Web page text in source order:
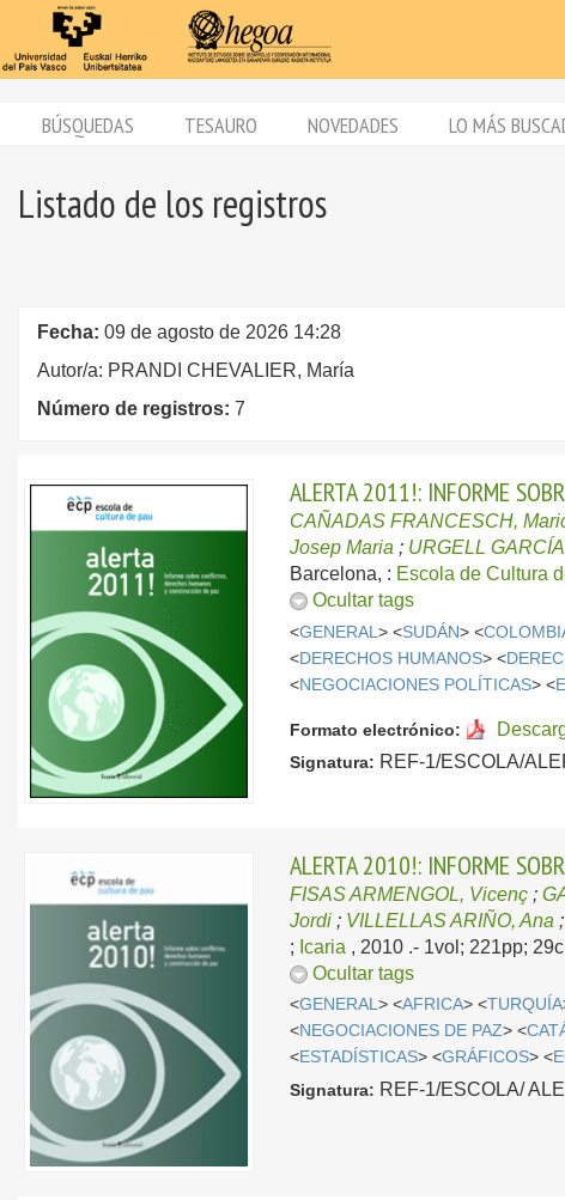
BÚSQUEDAS TESAURO NOVEDADES LO MÁS
Listado de los registros
Fecha: 09 de agosto de 2026 14:28
Autor/a: PRANDI CHEVALIER, María
Número de registros: 7
ALERTA 2011!: INFORME
CAÑADAS FRANCESCH,
Josep Maria ; URGELL
Barcelona, : Escola de Cultura
Ocultar tags
<GENERAL> <SUDÁN> <
<DERECHOS HUMANOS> <
<NEGOCIACIONES POLÍTICAS> <
Formato electrónico:
Signatura: REF-1/ESCOLA/
ALERTA 2010!: INFORME
FISAS ARMENGOL, Vicenç ;
Jordi ; VILLELLAS ARIÑO, Ana ;
; Icaria , 2010 .- 1vol; 221pp;
Ocultar tags
<GENERAL> <AFRICA> <TURQUÍA
<NEGOCIACIONES DE PAZ> <
<ESTADÍSTICAS> <GRÁFICOS> <
Signatura: REF-1/ESCOLA/